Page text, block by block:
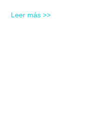
Leer más >>